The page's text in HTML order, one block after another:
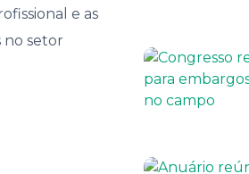
e as
no setor